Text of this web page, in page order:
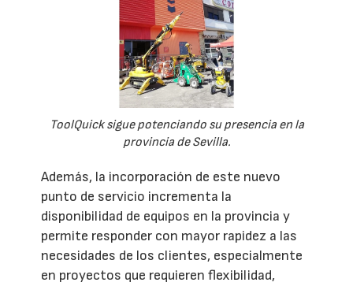
ToolQuick sigue potenciando su presencia en la
provincia de Sevilla.
Además, la incorporación de este nuevo
punto de servicio incrementa la
disponibilidad de equipos en la provincia y
permite responder con mayor rapidez a las
necesidades de los clientes, especialmente
en proyectos que requieren flexibilidad,